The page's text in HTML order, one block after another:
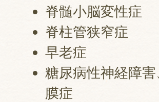
脊髄小脳変性症
脊柱管狭窄症
早老症
糖尿病性神経障
膜症